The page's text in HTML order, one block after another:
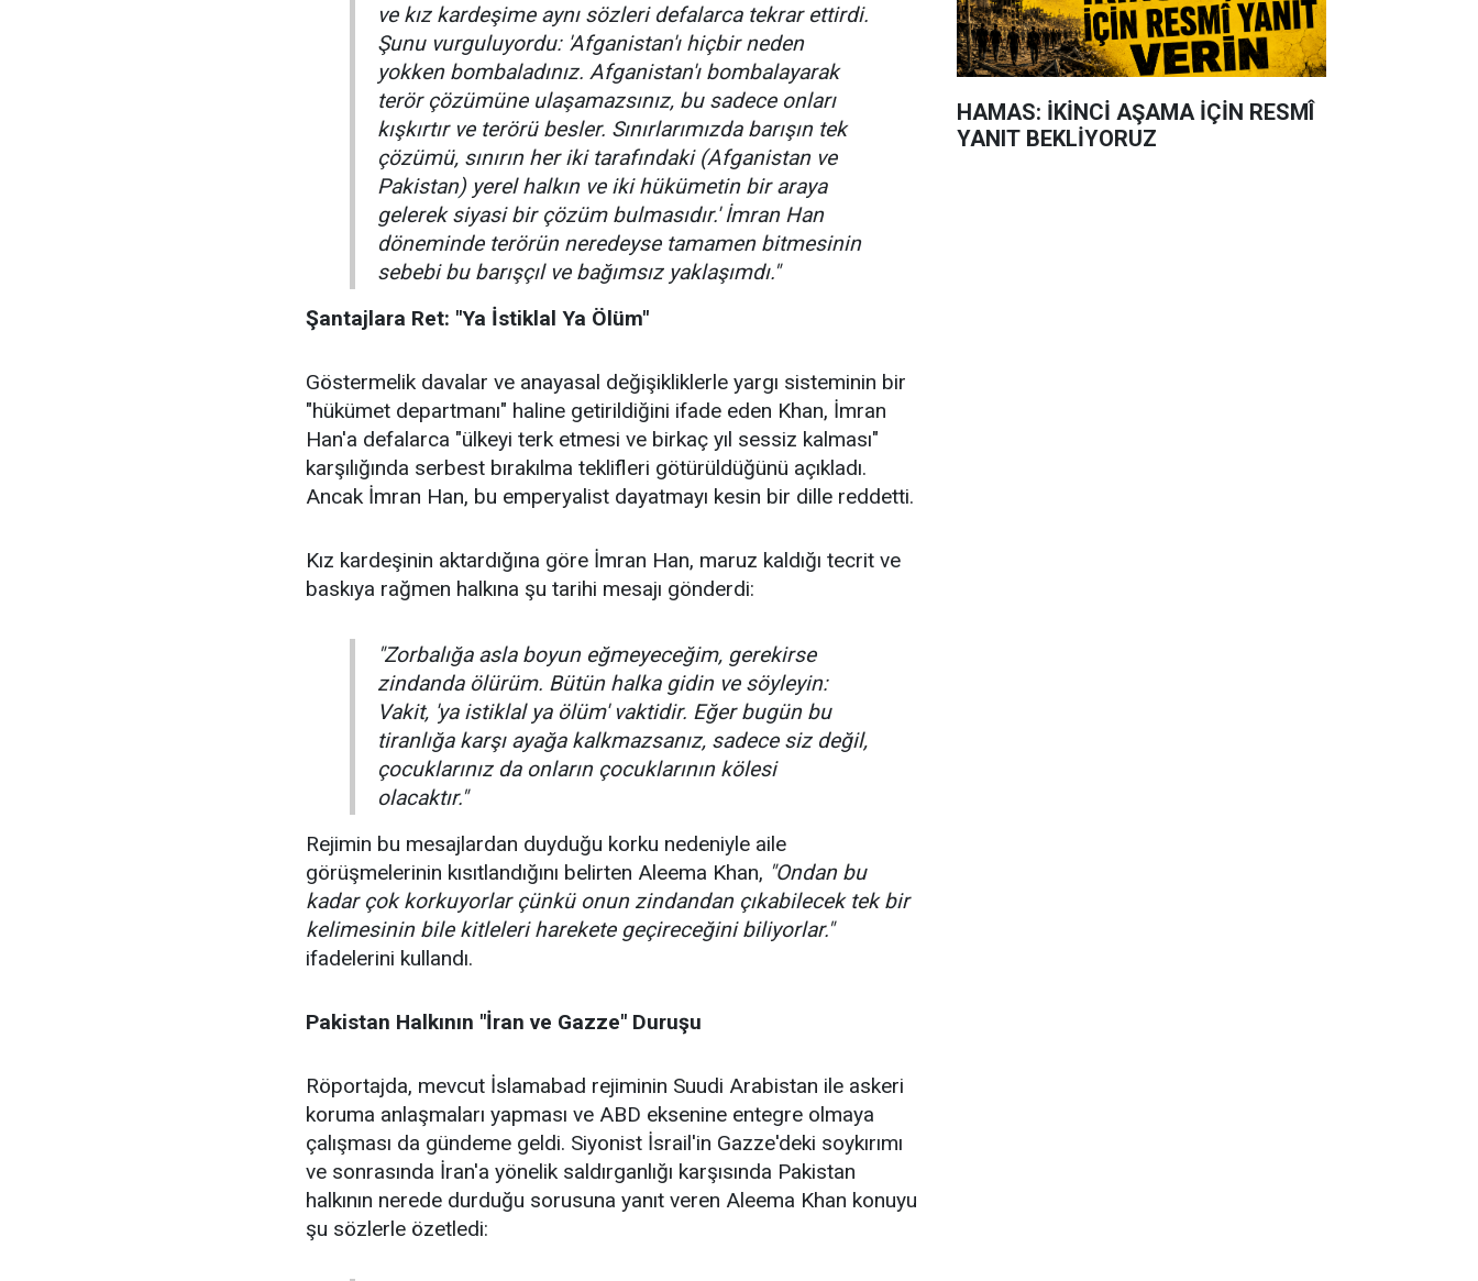
ve kız kardeşime aynı sözleri defalarca tekrar ettirdi.
Şunu vurguluyordu: 'Afganistan'ı hiçbir neden
yokken bombaladınız. Afganistan'ı bombalayarak
terör çözümüne ulaşamazsınız, bu sadece onları
kışkırtır ve terörü besler. Sınırlarımızda barışın tek
çözümü, sınırın her iki tarafındaki (Afganistan ve
Pakistan) yerel halkın ve iki hükümetin bir araya
gelerek siyasi bir çözüm bulmasıdır.' İmran Han
döneminde terörün neredeyse tamamen bitmesinin
sebebi bu barışçıl ve bağımsız yaklaşımdı."
Şantajlara Ret: "Ya İstiklal Ya Ölüm"
Göstermelik davalar ve anayasal değişikliklerle yargı sisteminin bir
"hükümet departmanı" haline getirildiğini ifade eden Khan, İmran
Han'a defalarca "ülkeyi terk etmesi ve birkaç yıl sessiz kalması"
karşılığında serbest bırakılma teklifleri götürüldüğünü açıkladı.
Ancak İmran Han, bu emperyalist dayatmayı kesin bir dille reddetti.
Kız kardeşinin aktardığına göre İmran Han, maruz kaldığı tecrit ve
baskıya rağmen halkına şu tarihi mesajı gönderdi:
"Zorbalığa asla boyun eğmeyeceğim, gerekirse
zindanda ölürüm. Bütün halka gidin ve söyleyin:
Vakit, 'ya istiklal ya ölüm' vaktidir. Eğer bugün bu
tiranlığa karşı ayağa kalkmazsanız, sadece siz değil,
çocuklarınız da onların çocuklarının kölesi
olacaktır."
Rejimin bu mesajlardan duyduğu korku nedeniyle aile
görüşmelerinin kısıtlandığını belirten Aleema Khan, "Ondan bu
kadar çok korkuyorlar çünkü onun zindandan çıkabilecek tek bir
kelimesinin bile kitleleri harekete geçireceğini biliyorlar."
ifadelerini kullandı.
Pakistan Halkının "İran ve Gazze" Duruşu
Röportajda, mevcut İslamabad rejiminin Suudi Arabistan ile askeri
koruma anlaşmaları yapması ve ABD eksenine entegre olmaya
çalışması da gündeme geldi. Siyonist İsrail'in Gazze'deki soykırımı
ve sonrasında İran'a yönelik saldırganlığı karşısında Pakistan
halkının nerede durduğu sorusuna yanıt veren Aleema Khan konuyu
şu sözlerle özetledi:
HAMAS: İKİNCİ AŞAMA İÇİN RESMÎ
YANIT BEKLİYORUZ